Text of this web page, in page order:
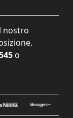
nostro
o